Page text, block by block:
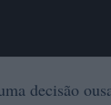
decisão